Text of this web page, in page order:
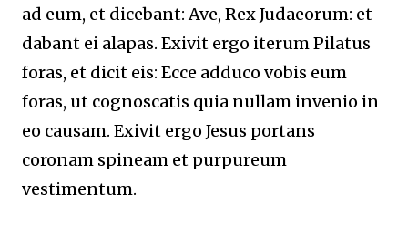
ad eum, et dicebant: Ave, Rex Judaeorum: et
dabant ei alapas. Exivit ergo iterum Pilatus
foras, et dicit eis: Ecce adduco vobis eum
foras, ut cognoscatis quia nullam invenio in
eo causam. Exivit ergo Jesus portans
coronam spineam et purpureum
vestimentum.